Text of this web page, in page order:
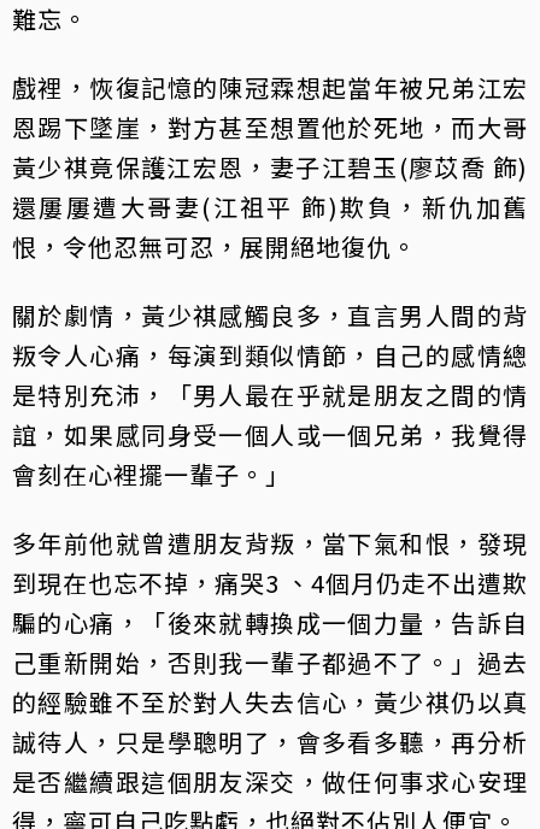
難忘。
戲裡，恢復記憶的陳冠霖想起當年被兄弟江宏
恩踢下墜崖，對方甚至想置他於死地，而大哥
黃少祺竟保護江宏恩，妻子江碧玉(廖苡喬 飾)
還屢屢遭大哥妻(江祖平 飾)欺負，新仇加舊
恨，令他忍無可忍，展開絕地復仇。
關於劇情，黃少祺感觸良多，直言男人間的背
叛令人心痛，每演到類似情節，自己的感情總
是特別充沛，「男人最在乎就是朋友之間的情
誼，如果感同身受一個人或一個兄弟，我覺得
會刻在心裡擺一輩子。」
多年前他就曾遭朋友背叛，當下氣和恨，發現
到現在也忘不掉，痛哭3 、4個月仍走不出遭欺
騙的心痛，「後來就轉換成一個力量，告訴自
己重新開始，否則我一輩子都過不了。」過去
的經驗雖不至於對人失去信心，黃少祺仍以真
誠待人，只是學聰明了，會多看多聽，再分析
是否繼續跟這個朋友深交，做任何事求心安理
得，寧可自己吃點虧，也絕對不佔別人便宜。